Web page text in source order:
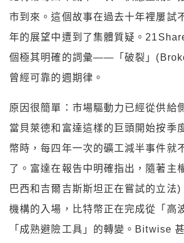
市到來。這個故事在過去十年裡屢試
年的展望中遭到了集體質疑。
個極其明確的詞彙——「破裂」
曾經可靠的週期律。
原因很簡單：市場驅動力已經從供給
當貝萊德和富達這樣的巨頭開始按季
幣時，每四年一次的礦工減半事件就
了。富達在報告中明確指出，隨著主
巴西和吉爾吉斯斯坦正在嘗試的立法)
機構的入場，比特幣正在完成從「高
「成熟避險工具」的轉變。Bitwise